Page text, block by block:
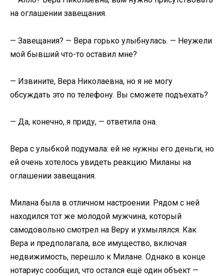
на оглашении завещания.
— Завещания? — Вера горько улыбнулась. — Неужели
мой бывший что-то оставил мне?
— Извините, Вера Николаевна, но я не могу
обсуждать это по телефону. Вы сможете подъехать?
— Да, конечно, я приду, — ответила она.
Вера с улыбкой подумала: ей не нужны его деньги, но
ей очень хотелось увидеть реакцию Миланы на
оглашении завещания.
Милана была в отличном настроении. Рядом с ней
находился тот же молодой мужчина, который
самодовольно смотрел на Веру и ухмылялся. Как
Вера и предполагала, все имущество, включая
недвижимость, перешло к Милане. Однако в конце
нотариус сообщил, что остался ещё один объект —